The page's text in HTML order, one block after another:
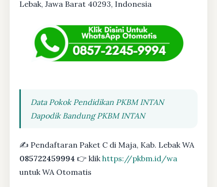
Lebak, Jawa Barat 40293, Indonesia
Data Pokok Pendidikan PKBM INTAN
Dapodik Bandung PKBM INTAN
✍ Pendaftaran Paket C di Maja, Kab. Lebak WA
085722459994 👉 klikhttps://pkbm.id/wa
untuk WA Otomatis